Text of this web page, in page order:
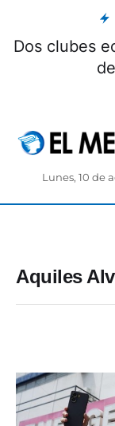
Dos clubes
Lunes, 10 de
Aquiles